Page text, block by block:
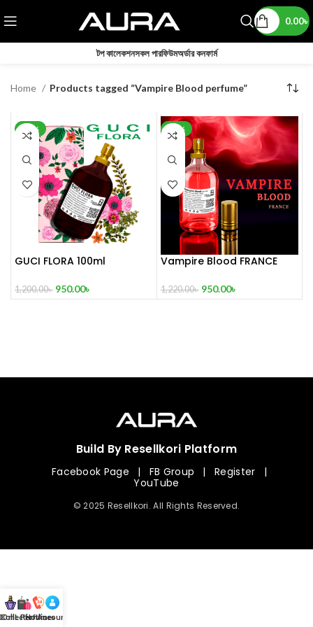
0.00৳
টপ কালেকশনসকল পারফিউমঅর্ডার কনফার্ম
Home Products tagged “Vampire Blood perfume”
-21%
GUCI FLORA 100ml
1,200.00৳ 950.00৳
-22%
Vampire Blood FRANCE
1,220.00৳ 950.00৳
Build By Resellkori Platform
Facebook Page | FB Group | Register
|
YouTube
© 2025 Resellkori. All Rights Reserved.
mL Perfumes
Hotline
Account